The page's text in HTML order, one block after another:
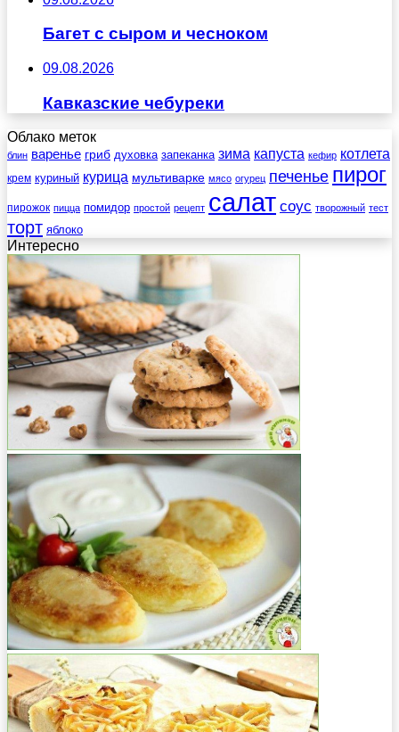
Багет с сыром и чесноком
09.08.2026
Кавказские чебуреки
Облако меток
блин варенье гриб духовка запеканка зима капуста кефир котлета
крем куриный курица мультиварке мясо огурец печенье пирог
пирожок пицца помидор простой рецепт салат соус творожный тест
торт яблоко
Интересно